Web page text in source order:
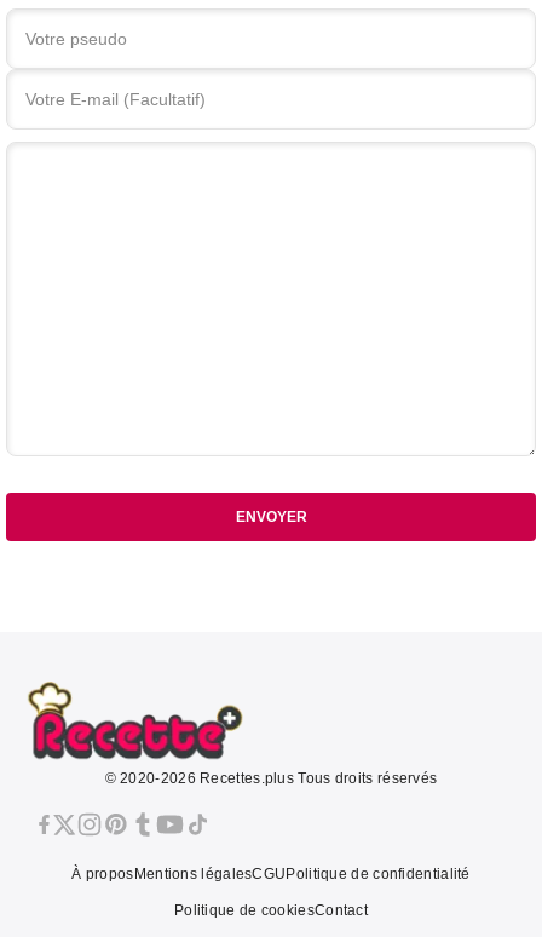
Votre commentaire
ENVOYER
© 2020-2026 Recettes.plus Tous droits réservés
À propos Mentions légalesCGU Politique de confidentialité
Politique de cookiesContact